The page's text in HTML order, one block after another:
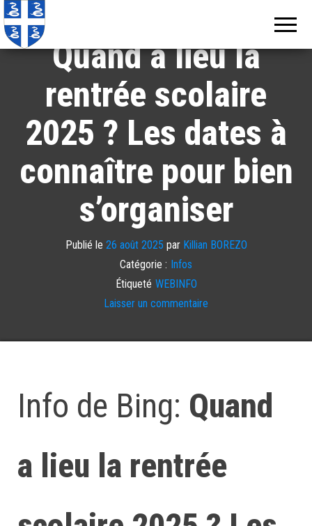
Quand a lieu la
rentrée scolaire
2025 ? Les dates à
connaître pour bien
s’organiser
Publié le 26 août 2025 par Killian BOREZO
Catégorie : Infos
Étiqueté WEBINFO
Laisser un commentaire
Info de Bing: Quand
a lieu la rentrée